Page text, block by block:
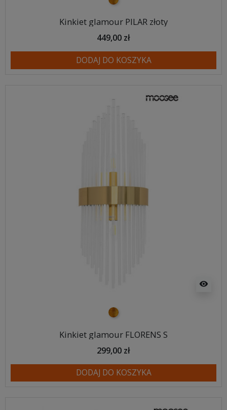
Kinkiet glamour PILAR złoty
449,00 zł
DODAJ DO KOSZYKA
visibility
złoty
Kinkiet glamour FLORENS S
299,00 zł
DODAJ DO KOSZYKA